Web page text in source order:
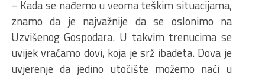
– Kada se nađemo u veoma teškim situacijama,
znamo da je najvažnije da se oslonimo na
Uzvišenog Gospodara. U takvim trenucima se
uvijek vraćamo dovi, koja je srž ibadeta. Dova je
uvjerenje da jedino utočište možemo naći u